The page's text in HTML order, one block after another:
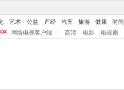
艺术 公益 产经 汽车 旅游 健康 时尚
网络电视客户端 高清 电影 电视剧